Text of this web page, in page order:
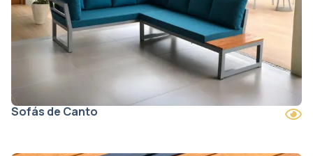
Sofás de Canto